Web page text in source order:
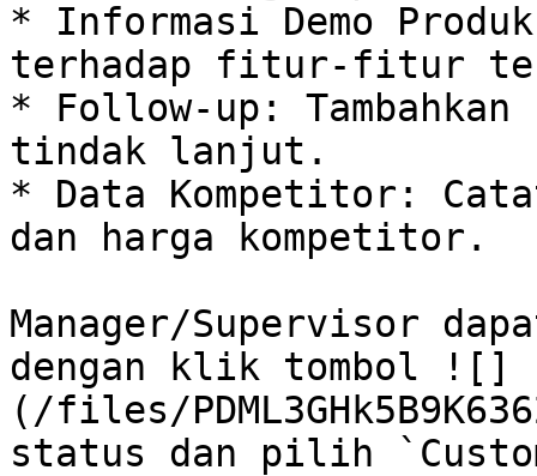
* Informasi Demo
terhadap fitur-fitur
* Follow-up: Tambahkan
tindak lanjut.
* Data Kompetitor:
dan harga kompetitor.
Manager/Supervisor
dengan klik tombol ![]
(/files/
status dan pilih